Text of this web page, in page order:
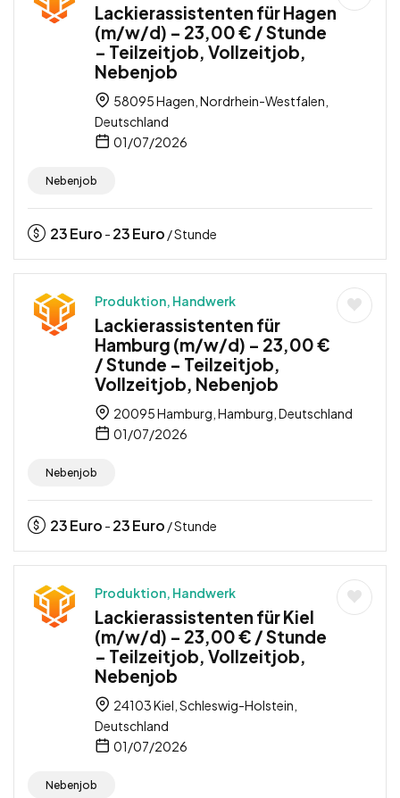
Lackierassistenten für Hagen
(m/w/d) – 23,00 € / Stunde
– Teilzeitjob, Vollzeitjob,
Nebenjob
58095 Hagen, Nordrhein-Westfalen,
Deutschland
01/07/2026
Nebenjob
23Euro - 23Euro / Stunde
Produktion, Handwerk
Lackierassistenten für
Hamburg (m/w/d) – 23,00 €
/ Stunde – Teilzeitjob,
Vollzeitjob, Nebenjob
20095 Hamburg, Hamburg, Deutschland
01/07/2026
Nebenjob
23Euro - 23Euro / Stunde
Produktion, Handwerk
Lackierassistenten für Kiel
(m/w/d) – 23,00 € / Stunde
– Teilzeitjob, Vollzeitjob,
Nebenjob
24103 Kiel, Schleswig-Holstein,
Deutschland
01/07/2026
Nebenjob